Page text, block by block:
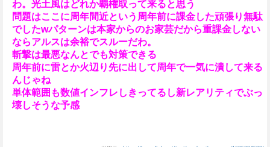
わ。光土風はどれか覇権取って来ると思う
問題はここに周年間近という周年前に課金した頑張り無駄
でしたwパターンは本家からのお家芸だから重課金しない
ならアルスは余裕でスルーだわ。
斬撃は最悪なんとでも対策できる
周年前に雷とか火辺り先に出して周年で一気に潰して来る
んじゃね
単体範囲も数値インフレしきってるし新レアリティでぶっ
壊しそうな予感